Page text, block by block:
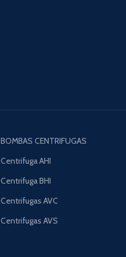
BOMBAS CENTRIFUGAS
Centrifuga AHI
Centrifuga BHI
Centrifugas AVC
Centrifugas AVS